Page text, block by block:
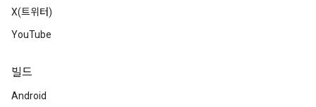
X(트위터)
YouTube
빌드
Android